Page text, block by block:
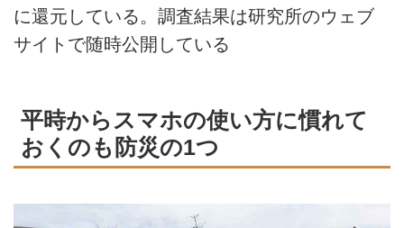
に還元している。調査結果は研究所のウェブ
サイトで随時公開している
平時からスマホの使い方に慣れて
おくのも防災の1つ